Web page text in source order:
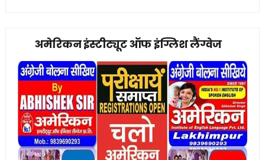
अमेरिकन इंस्टीट्यूट ऑफ इंग्लिश लैंग्वेज